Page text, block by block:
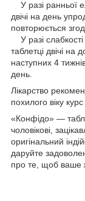
У разі ранньої
двічі на день
повторюється
У разі
таблетці двічі
наступних 4
день.
Лікарство
похилого віку
«Конфідо» —
чоловікові,
оригінальний
даруйте
про те, щоб ваше